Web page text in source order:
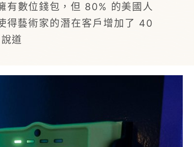
有數位錢包，但 80% 的美國人
得藝術家的潛在客戶增加了 40
道